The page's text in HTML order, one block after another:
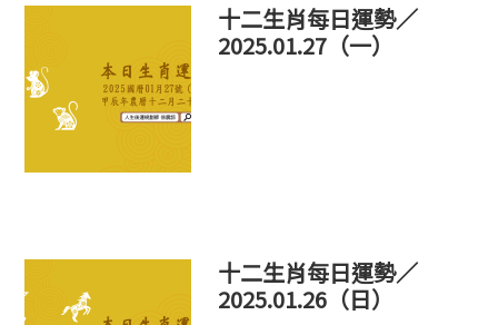
十二生肖每日運勢／
2025.01.27（一）
十二生肖每日運勢／
2025.01.26（日）